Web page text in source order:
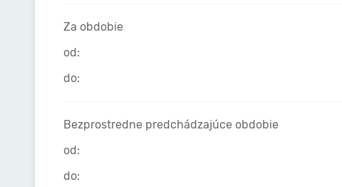
Za obdobie
od:
do:
Bezprostredne predchádzajúce obdobie
od:
do: